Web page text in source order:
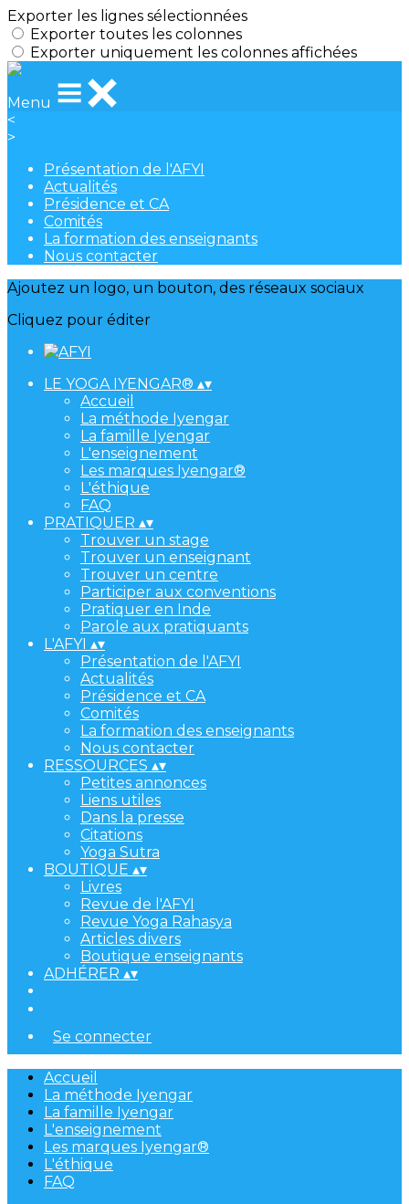
Exporter les lignes sélectionnées
Exporter toutes les colonnes
Exporter uniquement les colonnes affichées
Menu
<
>
Présentation de l'AFYI
Actualités
Présidence et CA
Comités
La formation des enseignants
Nous contacter
Ajoutez un logo, un bouton, des réseaux sociaux
Cliquez pour éditer
LE YOGA IYENGAR® ▴▾
Accueil
La méthode Iyengar
La famille Iyengar
L'enseignement
Les marques Iyengar®
L'éthique
FAQ
PRATIQUER ▴▾
Trouver un stage
Trouver un enseignant
Trouver un centre
Participer aux conventions
Pratiquer en Inde
Parole aux pratiquants
L'AFYI ▴▾
Présentation de l'AFYI
Actualités
Présidence et CA
Comités
La formation des enseignants
Nous contacter
RESSOURCES ▴▾
Petites annonces
Liens utiles
Dans la presse
Citations
Yoga Sutra
BOUTIQUE ▴▾
Livres
Revue de l'AFYI
Revue Yoga Rahasya
Articles divers
Boutique enseignants
ADHÉRER ▴▾
Se connecter
Accueil
La méthode Iyengar
La famille Iyengar
L'enseignement
Les marques Iyengar®
L'éthique
FAQ